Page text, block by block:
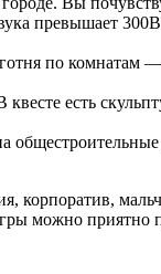
превышает
по комнатам
есть
корпоратив,
можно приятно